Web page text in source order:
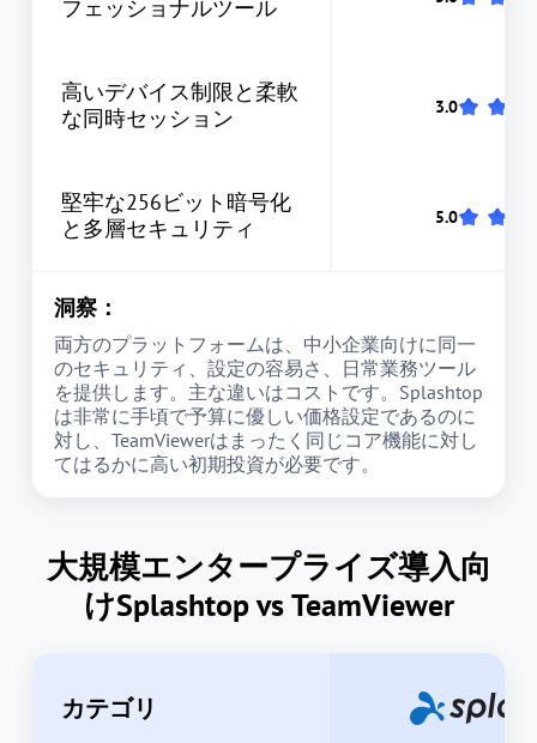
フェッショナルツール
高いデバイス制限と柔軟
な同時セッション
堅牢な256ビット暗号化
と多層セキュリティ
洞察：
両方のプラットフォームは、中小企業向けに同一
のセキュリティ、設定の容易さ、日常業務ツール
を提供します。主な違いはコストです。Splashtop
は非常に手頃で予算に優しい価格設定であるのに
対し、TeamViewerはまったく同じコア機能に対し
てはるかに高い初期投資が必要です。
大規模エンタープライズ導入向
けSplashtop vs TeamViewer
カテゴリ